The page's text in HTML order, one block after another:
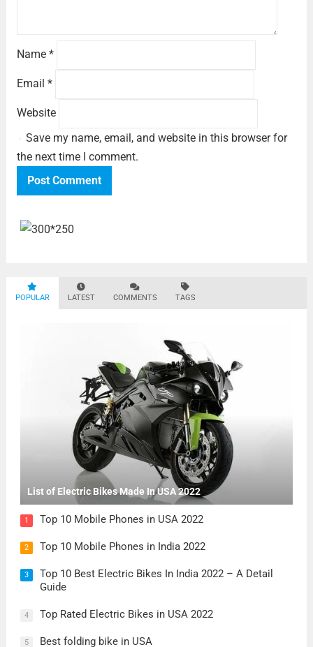
Name *
Email *
Website
Save my name, email, and website in this browser for
the next time I comment.
POPULAR LATEST COMMENTS TAGS
List of Electric Bikes Made In USA 2022
1 Top 10 Mobile Phones in USA 2022
2 Top 10 Mobile Phones in India 2022
3
Top 10 Best Electric Bikes In India 2022 – A Detail
Guide
4 Top Rated Electric Bikes in USA 2022
5 Best folding bike in USA